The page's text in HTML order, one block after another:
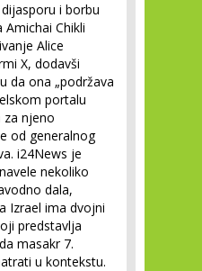
i borbu
Chikli
Alice
X, dodavši
da ona „podržava
portalu
za njeno
od generalnog
i24News je
nekoliko
dala,
Izrael ima dvojni
predstavlja
masakr 7.
u kontekstu.